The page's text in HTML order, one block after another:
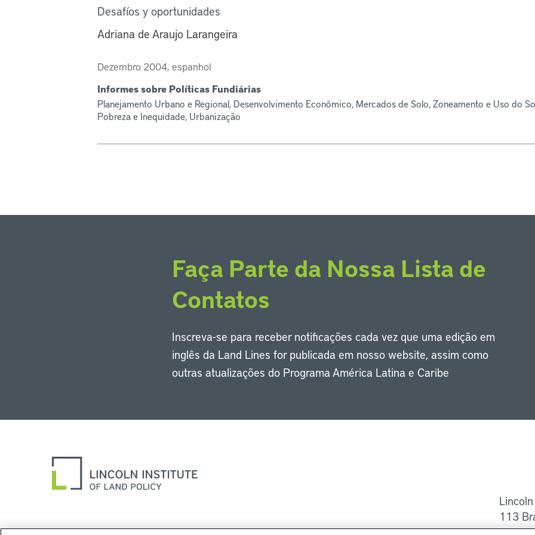
Desafíos y oportunidades
Adriana de Araujo Larangeira
Dezembro 2004, espanhol
Informes sobre Políticas Fundiárias
Planejamento Urbano e Regional, Desenvolvimento Econômico, Mercados de Solo, Zoneamento e Uso do
Pobreza e Inequidade, Urbanização
Faça Parte da Nossa Lista de
Contatos
Inscreva-se para receber notificações cada vez que uma edição em
inglês da Land Lines for publicada em nosso website, assim como
outras atualizações do Programa América Latina e Caribe
113